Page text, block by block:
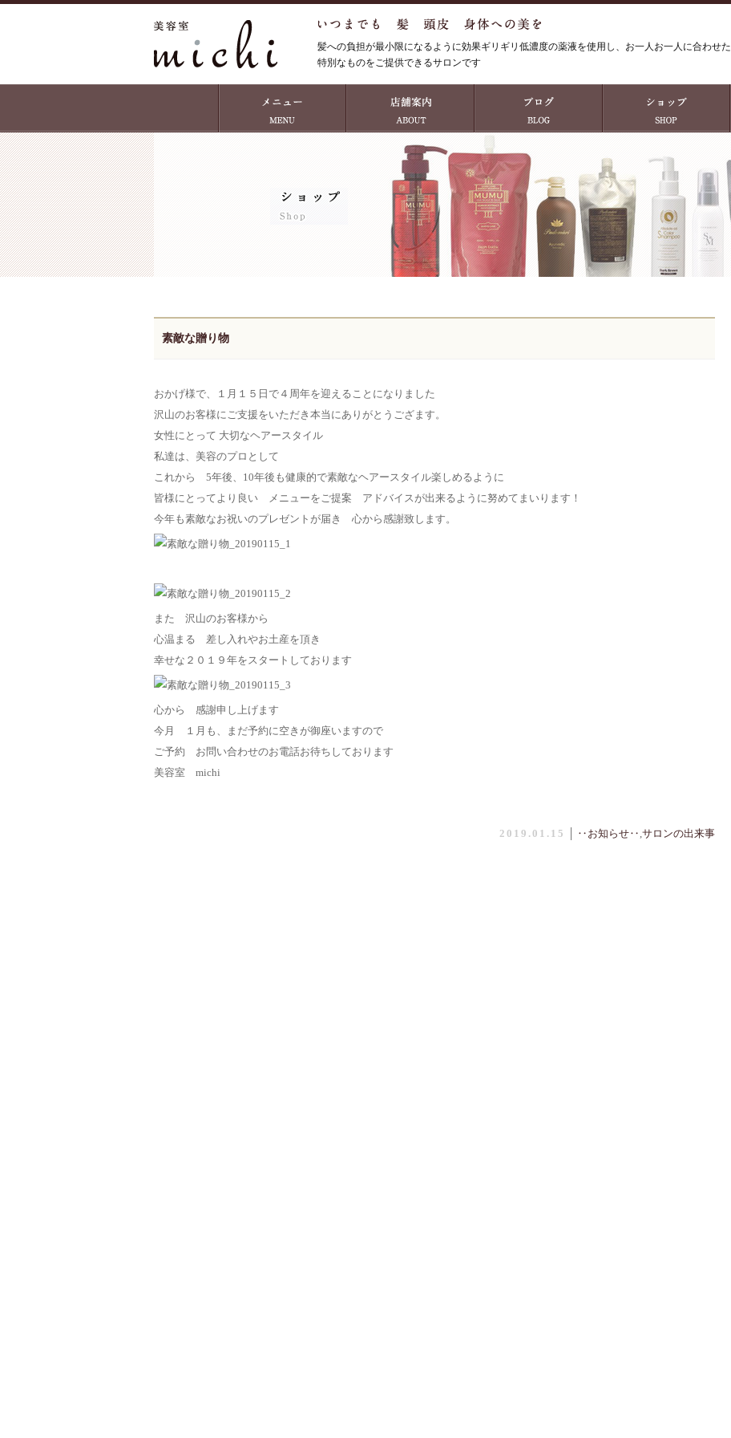
髪への負担が最小限になるように効果ギリギリ低濃度の薬液を使用し、お一人お一人に合わせた
特別なものをご提供できるサロンです
素敵な贈り物
おかげ様で、１月１５日で４周年を迎えることになりました
沢山のお客様にご支援をいただき本当にありがとうござます。
女性にとって 大切なヘアースタイル
私達は、美容のプロとして
これから 5年後、10年後も健康的で素敵なヘアースタイル楽しめるように
皆様にとってより良い メニューをご提案 アドバイスが出来るように努めてまいります！
今年も素敵なお祝いのプレゼントが届き 心から感謝致します。
また 沢山のお客様から
心温まる 差し入れやお土産を頂き
幸せな２０１９年をスタートしております
心から 感謝申し上げます
今月 １月も、まだ予約に空きが御座いますので
ご予約 お問い合わせのお電話お待ちしております
美容室 michi
2019.01.15 ‥お知らせ‥ ,サロンの出来事